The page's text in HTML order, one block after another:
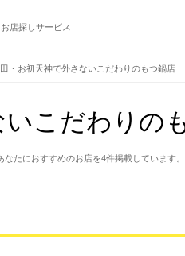
店探しサービス
・お初天神で外さないこだわりのもつ鍋店
こだわりの
たにおすすめのお店を4件掲載しています